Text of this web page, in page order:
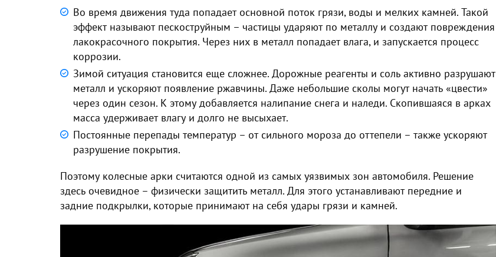
Во время движения туда попадает основной поток грязи, воды и мелких камней. Такой
эффект называют пескоструйным – частицы ударяют по металлу и создают повреждения
лакокрасочного покрытия. Через них в металл попадает влага, и запускается процесс
коррозии.
Зимой ситуация становится еще сложнее. Дорожные реагенты и соль активно разрушают
металл и ускоряют появление ржавчины. Даже небольшие сколы могут начать «цвести»
через один сезон. К этому добавляется налипание снега и наледи. Скопившаяся в арках
масса удерживает влагу и долго не высыхает.
Постоянные перепады температур – от сильного мороза до оттепели – также ускоряют
разрушение покрытия.
Поэтому колесные арки считаются одной из самых уязвимых зон автомобиля. Решение
здесь очевидное – физически защитить металл. Для этого устанавливают передние и
задние подкрылки, которые принимают на себя удары грязи и камней.